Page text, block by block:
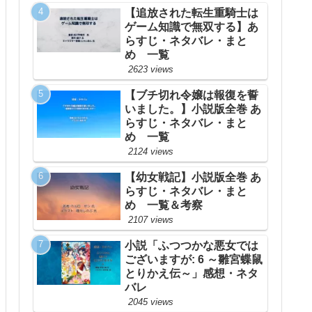
【追放された転生重騎士は
ゲーム知識で無双する】あ
らすじ・ネタバレ・まと
め 一覧
2623 views
【ブチ切れ令嬢は報復を誓
いました。】小説版全巻 あ
らすじ・ネタバレ・まと
め 一覧
2124 views
【幼女戦記】小説版全巻 あ
らすじ・ネタバレ・まと
め 一覧＆考察
2107 views
小説「ふつつかな悪女では
ございますが: 6 ～雛宮蝶鼠
とりかえ伝～」感想・ネタ
バレ
2045 views